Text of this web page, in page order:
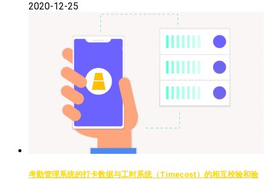
2020-12-25
考勤管理系统的打卡数据与工时系统（Timecost）的相互校验和验